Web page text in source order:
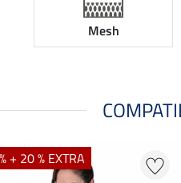
Mesh
+ 20 % EXTRA